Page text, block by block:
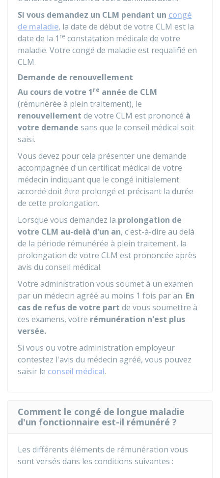
Si vous demandez un CLM pendant un congé
de maladie, la date de début de votre CLM est la
date de la 1 re constatation médicale de votre
maladie. Votre congé de maladie est requalifié en
CLM.
Demande de renouvellement
Au cours de votre 1re année de CLM
(rémunérée à plein traitement), le
renouvellement de votre CLM est prononcé à
votre demande sans que le conseil médical soit
saisi.
Vous devez pour cela présenter une demande
accompagnée d'un certificat médical de votre
médecin indiquant que le congé initialement
accordé doit être prolongé et précisant la durée
de cette prolongation.
Lorsque vous demandez la prolongation de
votre CLM au-delà d'un an, c'est-à-dire au delà
de la période rémunérée à plein traitement, la
prolongation de votre CLM est prononcée après
avis du conseil médical.
Votre administration vous soumet à un examen
par un médecin agréé au moins 1 fois par an. En
cas de refus de votre part de vous soumettre à
ces examens, votre rémunération n'est plus
versée.
Si vous ou votre administration employeur
contestez l'avis du médecin agréé, vous pouvez
saisir le conseil médical.
Comment le congé de longue maladie
d'un fonctionnaire est-il rémunéré ?
Les différents éléments de rémunération vous
sont versés dans les conditions suivantes :